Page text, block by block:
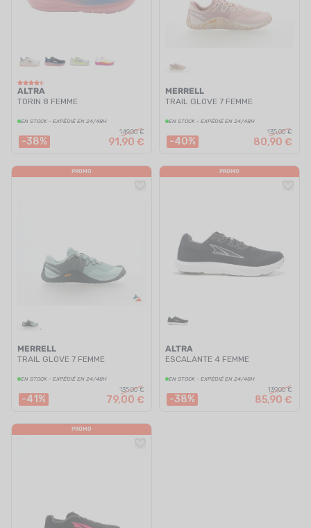
ALTRA
TORIN 8 FEMME
EN STOCK - EXPÉDIÉ EN 24/48H
-38%
149,00 €
91,90 €
MERRELL
TRAIL GLOVE 7 FEMME
EN STOCK - EXPÉDIÉ EN 24/48H
-40%
135,00 €
80,90 €
PROMO
MERRELL
TRAIL GLOVE 7 FEMME
EN STOCK - EXPÉDIÉ EN 24/48H
-41%
135,00 €
79,00 €
PROMO
ALTRA
ESCALANTE 4 FEMME
EN STOCK - EXPÉDIÉ EN 24/48H
-38%
139,00 €
85,90 €
PROMO